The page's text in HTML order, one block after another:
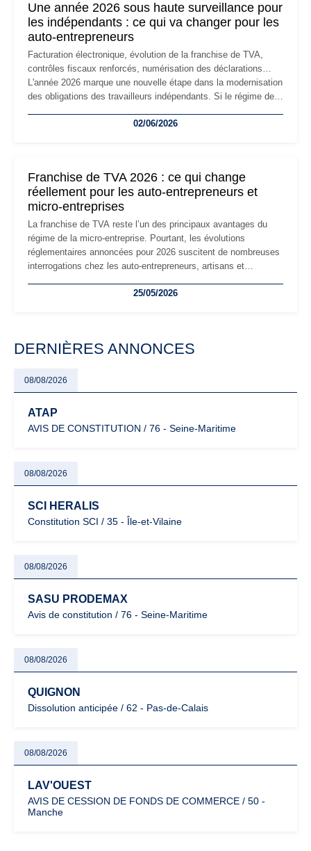
Une année 2026 sous haute surveillance pour
les indépendants : ce qui va changer pour les
auto-entrepreneurs
Facturation électronique, évolution de la franchise de TVA,
contrôles fiscaux renforcés, numérisation des déclarations…
L'année 2026 marque une nouvelle étape dans la modernisation
des obligations des travailleurs indépendants. Si le régime de
les auto-entrepreneurs devront s'adapter à un environnement
02/06/2026
Franchise de TVA 2026 : ce qui change
réellement pour les auto-entrepreneurs et
micro-entreprises
La franchise de TVA reste l’un des principaux avantages du
régime de la micro-entreprise. Pourtant, les évolutions
réglementaires annoncées pour 2026 suscitent de nombreuses
interrogations chez les auto-entrepreneurs, artisans et
facturation ou risque de bascule vers la TVA : les règles
25/05/2026
DERNIÈRES ANNONCES
08/08/2026
ATAP
AVIS DE CONSTITUTION / 76 - Seine-Maritime
08/08/2026
SCI HERALIS
Constitution SCI / 35 - Île-et-Vilaine
08/08/2026
SASU PRODEMAX
Avis de constitution / 76 - Seine-Maritime
08/08/2026
QUIGNON
Dissolution anticipée / 62 - Pas-de-Calais
08/08/2026
LAV'OUEST
AVIS DE CESSION DE FONDS DE COMMERCE / 50 -
Manche